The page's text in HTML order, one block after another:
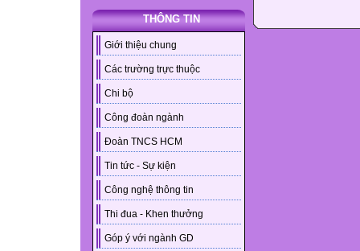
THÔNG TIN
Giới thiệu chung
Các trường trực thuộc
Chi bộ
Công đoàn ngành
Đoàn TNCS HCM
Tin tức - Sự kiện
Công nghệ thông tin
Thi đua - Khen thưởng
Góp ý với ngành GD